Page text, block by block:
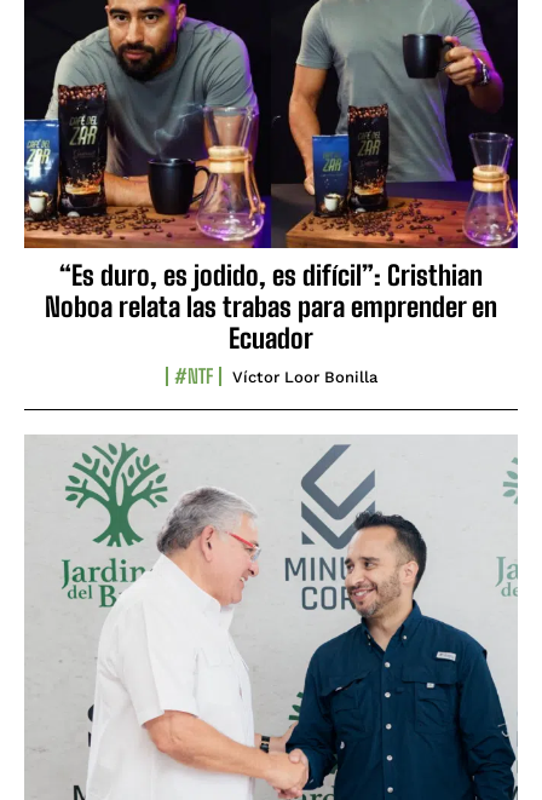
“Es duro, es jodido, es difícil”: Cristhian
Noboa relata las trabas para emprender en
Ecuador
#NTF Víctor Loor Bonilla